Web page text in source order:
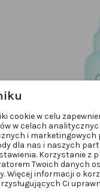
OkO płyn do
cookie w celu
w celach
i marketingowych
dla nas i naszych
Korzystanie z
Twoich danych
Więcej informacji o
Ci